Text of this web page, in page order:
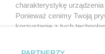
O
Nasze
charakterystykę urządzenia
Ponieważ cenimy Twoją
korzystanie z tych
zmienić/wycofać klikając